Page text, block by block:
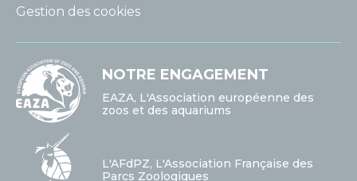
Gestion des cookies
NOTRE ENGAGEMENT
EAZA, L'Association européenne des
zoos et des aquariums
L'AFdPZ, L'Association Française des
Parcs Zoologiques